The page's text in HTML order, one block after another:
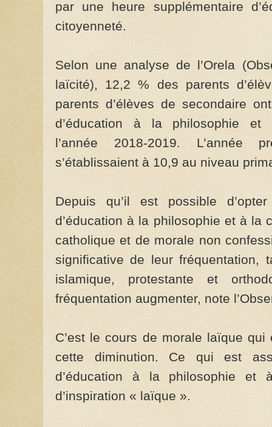
par une heure supplémentaire
citoyenneté.
Selon une analyse de l’Orela
laïcité), 12,2 % des parents
parents d’élèves de secondaire
d’éducation à la philosophie
l’année 2018-2019. L’année
s’établissaient à 10,9 au niveau
Depuis qu’il est possible
d’éducation à la philosophie et à la
catholique et de morale non
significative de leur fréquentation,
islamique, protestante et
fréquentation augmenter, note
C’est le cours de morale laïque
cette diminution. Ce qui est
d’éducation à la philosophie
d’inspiration « laïque ».